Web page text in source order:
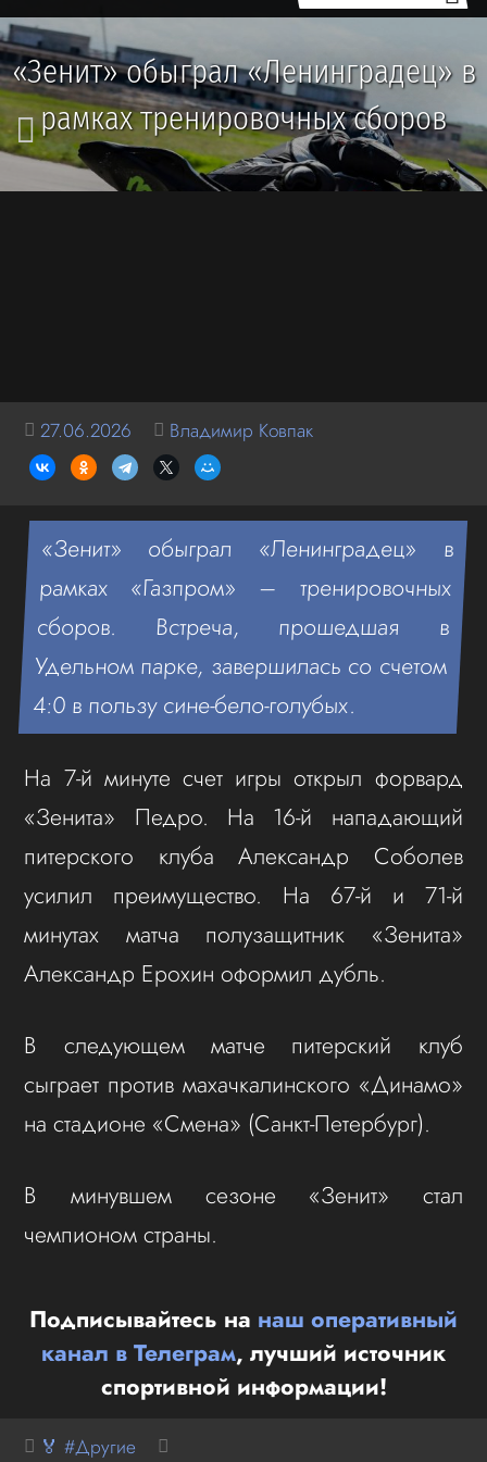
«Зенит» обыграл «Ленинградец» в
рамках тренировочных сборов
27.06.2026 Владимир Ковпак
«Зенит» обыграл «Ленинградец» в
рамках «Газпром» – тренировочных
сборов. Встреча, прошедшая в
Удельном парке, завершилась со счетом
4:0 в пользу сине-бело-голубых.
На 7-й минуте счет игры открыл форвард
«Зенита» Педро. На 16-й нападающий
питерского клуба Александр Соболев
усилил преимущество. На 67-й и 71-й
минутах матча полузащитник «Зенита»
Александр Ерохин оформил дубль.
В следующем матче питерский клуб
сыграет против махачкалинского «Динамо»
на стадионе «Смена» (Санкт-Петербург).
В минувшем сезоне «Зенит» стал
чемпионом страны.
Подписывайтесь на наш оперативный
канал в Телеграм, лучший источник
спортивной информации!
🏅 #Другие